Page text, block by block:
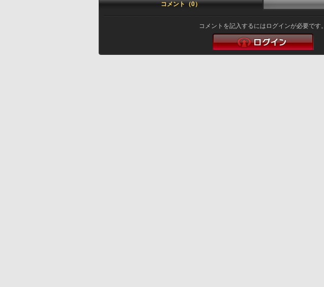
コメント（0）
コメントを記入するにはログインが必要です。